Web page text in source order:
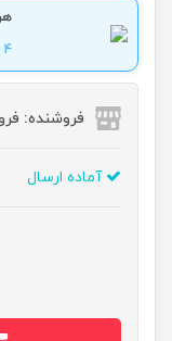
4 قسط ماهانه بدون سود ، چک و ضامن .
فروشنده:
آماده ارسال